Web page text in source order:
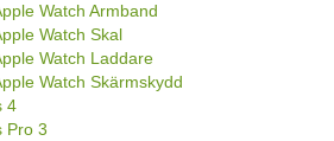
Watch Armband
Watch Skal
Watch Laddare
Watch Skärmskydd
4
Pro 3